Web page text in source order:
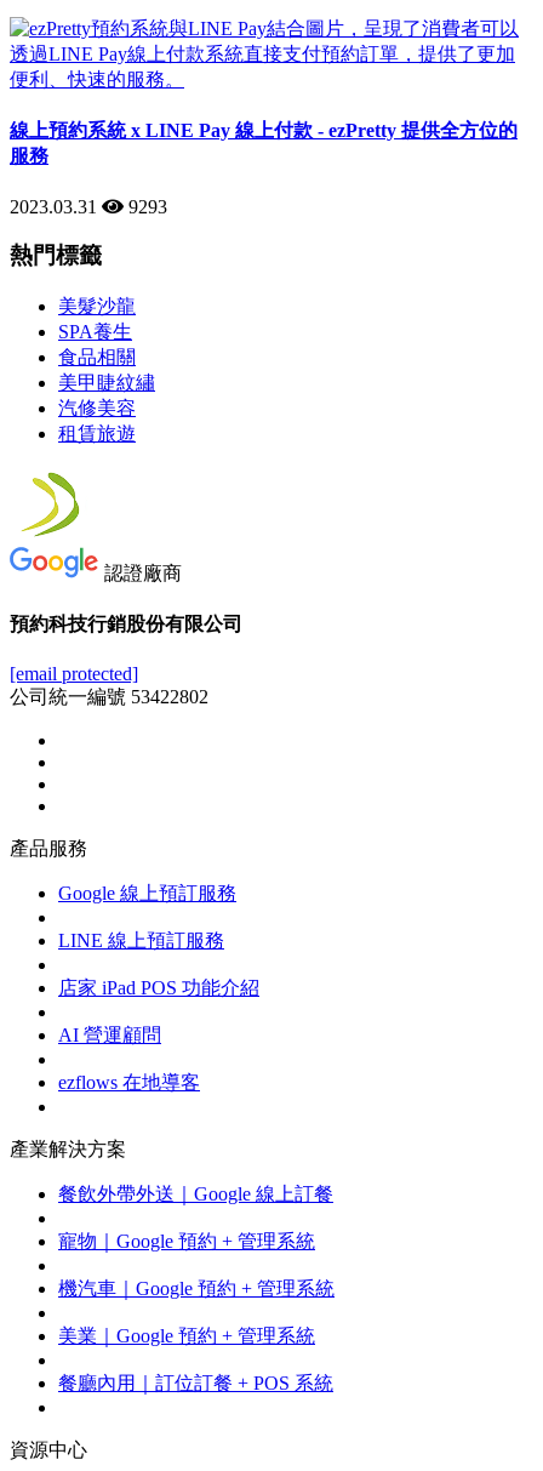
線上預約系統 x LINE Pay 線上付款 - ezPretty 提供全方位的
服務
2023.03.31 9293
熱門標籤
美髮沙龍
SPA養生
食品相關
美甲睫紋繡
汽修美容
租賃旅遊
認證廠商
預約科技行銷股份有限公司
[email protected]
公司統一編號 53422802
產品服務
Google 線上預訂服務
LINE 線上預訂服務
店家 iPad POS 功能介紹
AI 營運顧問
ezflows 在地導客
產業解決方案
餐飲外帶外送｜Google 線上訂餐
寵物｜Google 預約 + 管理系統
機汽車｜Google 預約 + 管理系統
美業｜Google 預約 + 管理系統
餐廳內用｜訂位訂餐 + POS 系統
資源中心